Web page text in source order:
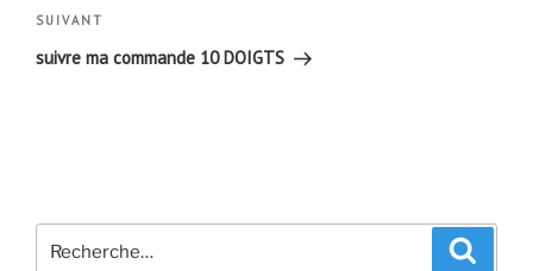
Article
suivant
SUIVANT
suivre ma commande 10 DOIGTS
pour